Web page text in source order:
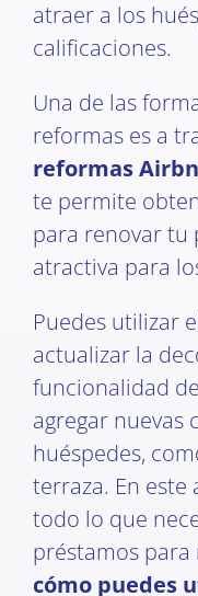
atraer a los
calificaciones.
Una de las
reformas es a
reformas
te permite
para renovar tu
atractiva para
Puedes utilizar
actualizar la
funcionalidad
agregar nuevas
huéspedes,
terraza. En
todo lo que
préstamos
cómo puedes